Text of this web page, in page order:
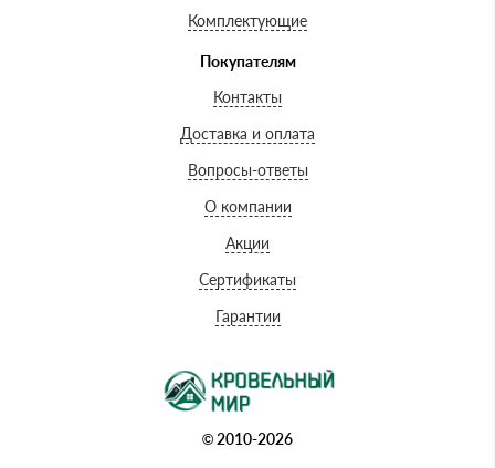
Комплектующие
Покупателям
Контакты
Доставка и оплата
Вопросы-ответы
О компании
Акции
Сертификаты
Гарантии
© 2010-2026